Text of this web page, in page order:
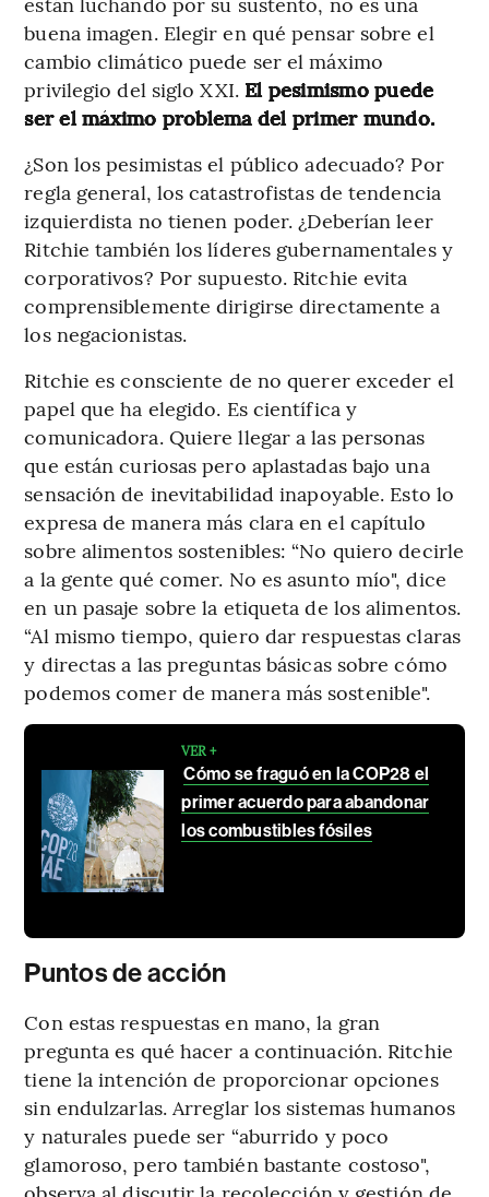
buena imagen. Elegir en qué pensar sobre el
cambio climático puede ser el máximo
privilegio del siglo XXI. El pesimismo puede
ser el máximo problema del primer mundo.
¿Son los pesimistas el público adecuado? Por
regla general, los catastrofistas de tendencia
izquierdista no tienen poder. ¿Deberían leer
Ritchie también los líderes gubernamentales y
corporativos? Por supuesto. Ritchie evita
comprensiblemente dirigirse directamente a
los negacionistas.
Ritchie es consciente de no querer exceder el
papel que ha elegido. Es científica y
comunicadora. Quiere llegar a las personas
que están curiosas pero aplastadas bajo una
sensación de inevitabilidad inapoyable. Esto lo
expresa de manera más clara en el capítulo
sobre alimentos sostenibles: “No quiero decirle
a la gente qué comer. No es asunto mío", dice
en un pasaje sobre la etiqueta de los alimentos.
“Al mismo tiempo, quiero dar respuestas claras
y directas a las preguntas básicas sobre cómo
podemos comer de manera más sostenible".
VER +
Cómo se fraguó en la COP28 el
primer acuerdo para abandonar
los combustibles fósiles
Puntos de acción
Con estas respuestas en mano, la gran
pregunta es qué hacer a continuación. Ritchie
tiene la intención de proporcionar opciones
sin endulzarlas. Arreglar los sistemas humanos
y naturales puede ser “aburrido y poco
glamoroso, pero también bastante costoso",